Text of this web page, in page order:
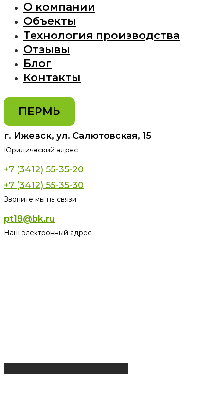
О компании
Объекты
Технология производства
Отзывы
Блог
Контакты
ПЕРМЬ
г. Ижевск, ул. Салютовская, 15
Юридический адрес
+7 (3412) 55-35-20
+7 (3412) 55-35-30
Звоните мы на связи
pt18@bk.ru
Наш электронный адрес